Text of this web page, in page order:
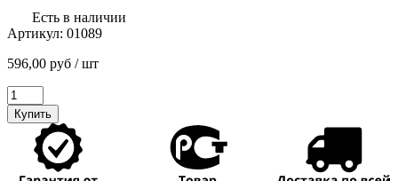
Есть в наличии
Артикул: 01089
596,00 руб / шт
Количество
товара
Венчик
взбивания
(жесткий)
Купить